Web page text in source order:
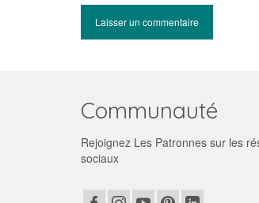
Communauté
Rejoignez Les Patronnes sur les
sociaux